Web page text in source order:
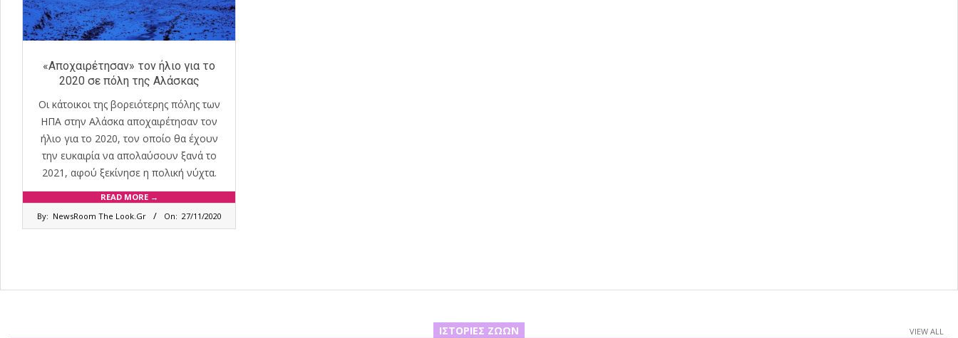
«Αποχαιρέτησαν» τον ήλιο για το
2020 σε πόλη της Αλάσκας
Οι κάτοικοι της βορειότερης πόλης των
ΗΠΑ στην Αλάσκα αποχαιρέτησαν τον
ήλιο για το 2020, τον οποίο θα έχουν
την ευκαιρία να απολαύσουν ξανά το
2021, αφού ξεκίνησε η πολική νύχτα.
READ MORE →
By: NewsRoom The Look.Gr On: 27/11/2020
ΙΣΤΟΡΊΕΣ ΖΏΩΝ VIEW ALL